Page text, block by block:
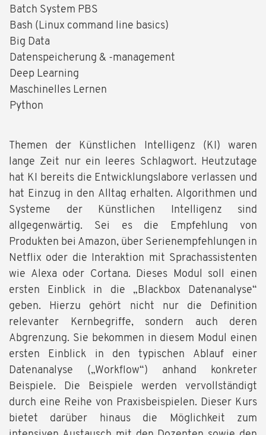
Themen der Künstlichen Intelligenz (KI) waren
lange Zeit nur ein leeres Schlagwort. Heutzutage
hat KI bereits die Entwicklungslabore verlassen und
hat Einzug in den Alltag erhalten. Algorithmen und
Systeme der Künstlichen Intelligenz sind
allgegenwärtig. Sei es die Empfehlung von
Produkten bei Amazon, über Serienempfehlungen in
Netflix oder die Interaktion mit Sprachassistenten
wie Alexa oder Cortana. Dieses Modul soll einen
ersten Einblick in die „Blackbox Datenanalyse“
geben. Hierzu gehört nicht nur die Definition
relevanter Kernbegriffe, sondern auch deren
Abgrenzung. Sie bekommen in diesem Modul einen
ersten Einblick in den typischen Ablauf einer
Datenanalyse („Workflow“) anhand konkreter
Beispiele. Die Beispiele werden vervollständigt
durch eine Reihe von Praxisbeispielen. Dieser Kurs
bietet darüber hinaus die Möglichkeit zum
Batch System PBS
Bash (Linux command line basics)
Big Data
Datenspeicherung & -management
Deep Learning
Maschinelles Lernen
Python